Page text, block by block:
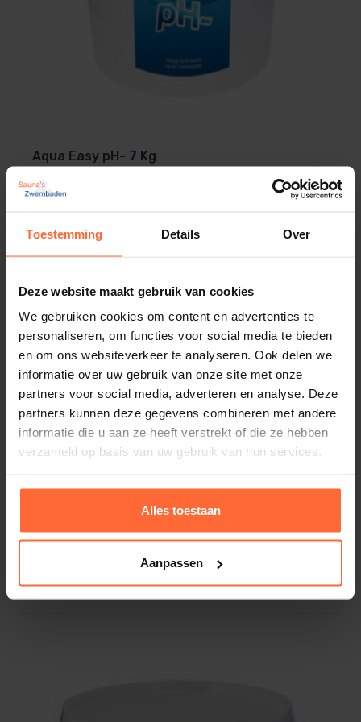
Toestemming Details Over
Deze website maakt gebruik van cookies
We gebruiken cookies om content en advertenties te
personaliseren, om functies voor social media te bieden
en om ons websiteverkeer te analyseren. Ook delen we
informatie over uw gebruik van onze site met onze
partners voor social media, adverteren en analyse. Deze
partners kunnen deze gegevens combineren met andere
informatie die u aan ze heeft verstrekt of die ze hebben
verzameld op basis van uw gebruik van hun services.
Alles toestaan
Aanpassen
Aqua Easy pH- 7 Kg
Op voorraad
Aqua Easy pH+ 1 Kg
7,95 Op voorraad